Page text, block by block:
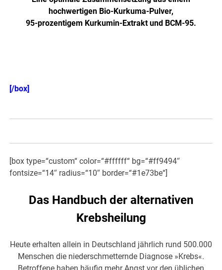
hochwertigen Bio-Kurkuma-Pulver,
95-prozentigem Kurkumin-Extrakt und BCM-95.
[/box]
[box type=“custom“ color=“#ffffff“ bg=“#ff9494″
fontsize=“14″ radius=“10″ border=“#1e73be“]
Das Handbuch der alternativen
Krebsheilung
Heute erhalten allein in Deutschland jährlich rund 500.000
Menschen die niederschmetternde Diagnose »Krebs«.